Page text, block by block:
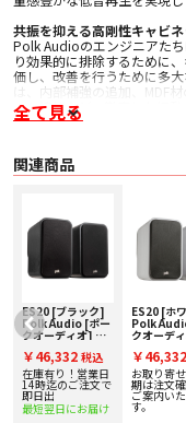
共振を抑える高剛性キャビ
Polk Audioのエンジニアた
り効果的に排除するために
価し、改善を行うために多
は、内部補強の追加、MDF
ット追加など、徹底した振
に不活性なキャビネットを実
• Hi-Res Audio 認証取得
• 音響的な影響を与えず、
• 5年間の製品保証
■ 主な仕様
○ トランスデューサー
・ 6.5インチ マイカ強化ポ
○ エンクロージャー形式 リ
○ 再生周波数範囲 41Hz -
○ インピーダンス 4Ω
○ 感度 (2.83V/1m) 86dB
○ クロスオーバー周波数
○ 接続端子 シングル、金メ
○ カラー ブラック
全て見る
関連商品
ES20 [ブラック]
Polk Audio [ポー
クオーディオ] ブ
ーカー [ペア] 下取
り査定額20%アッ
プ実施中！
￥46,332 税込
在庫有り！営業日
14時迄のご注文で
即日出
最短翌日にお届け
ES20 [ホ
Polk
クオーデ
ーカー [ペ
り査定額
プ実施中！
￥46,332
お取り寄
期は注文
ご案内い
す。